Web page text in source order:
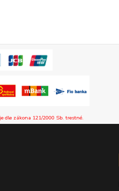
dle zákona 121/2000 Sb. trestné.